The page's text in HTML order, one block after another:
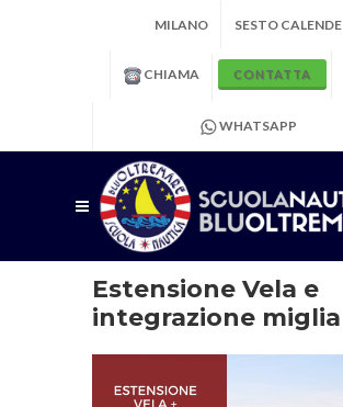
MILANO SESTO CALENDE
CHIAMA CONTATTA
WHATSAPP
Estensione Vela e
integrazione miglia